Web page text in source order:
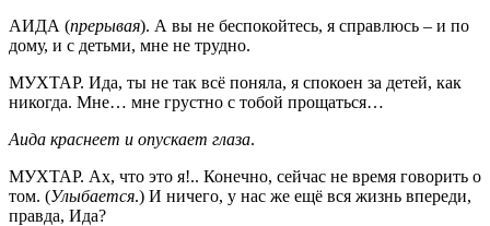
АИДА (прерывая). А вы не беспокойтесь, я справлюсь – и по
дому, и с детьми, мне не трудно.
МУХТАР. Ида, ты не так всё поняла, я спокоен за детей, как
никогда. Мне… мне грустно с тобой прощаться…
Аида краснеет и опускает глаза.
МУХТАР. Ах, что это я!.. Конечно, сейчас не время говорить о
том. (Улыбается.) И ничего, у нас же ещё вся жизнь впереди,
правда, Ида?